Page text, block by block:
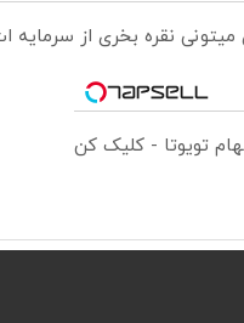
میتونی نقره بخری از
تویوتا - کلیک کن